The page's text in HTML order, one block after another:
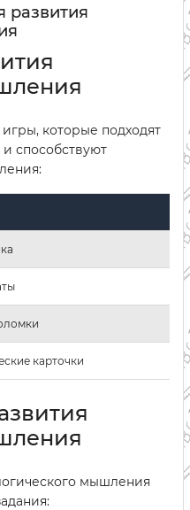
развития
которые подходят
способствуют
карточки
мышления